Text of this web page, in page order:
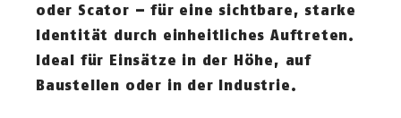
oder Scator – für eine sichtbare, starke
Identität durch einheitliches Auftreten.
Ideal für Einsätze in der Höhe, auf
Baustellen oder in der Industrie.